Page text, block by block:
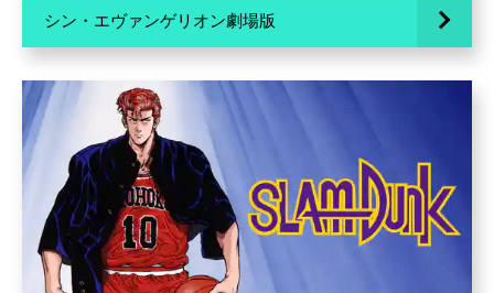
シン・エヴァンゲリオン劇場版